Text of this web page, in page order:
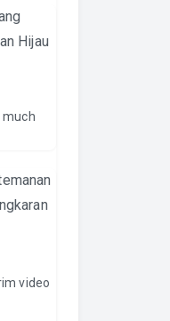
Hijau
much
video